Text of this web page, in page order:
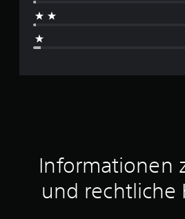
Informationen
und rechtliche